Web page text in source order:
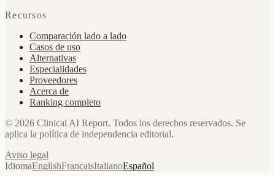
Recursos
Comparación lado a lado
Casos de uso
Alternativas
Especialidades
Proveedores
Acerca de
Ranking completo
© 2026 Clinical AI Report. Todos los derechos reservados. Se
aplica la política de independencia editorial.
Aviso legal
IdiomaEnglishFrançaisItalianoEspañol